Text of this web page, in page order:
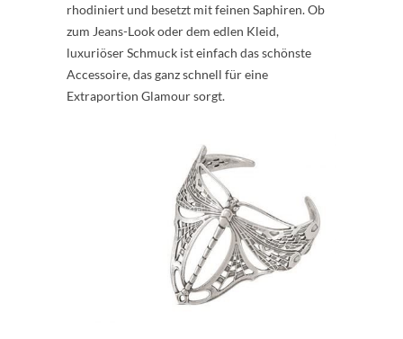
rhodiniert und besetzt mit feinen Saphiren. Ob
zum Jeans-Look oder dem edlen Kleid,
luxuriöser Schmuck ist einfach das schönste
Accessoire, das ganz schnell für eine
Extraportion Glamour sorgt.